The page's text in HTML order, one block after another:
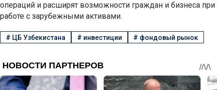
операций и расширят возможности граждан и бизнеса при
работе с зарубежными активами.
# ЦБ Узбекистана # инвестиции # фондовый рынок